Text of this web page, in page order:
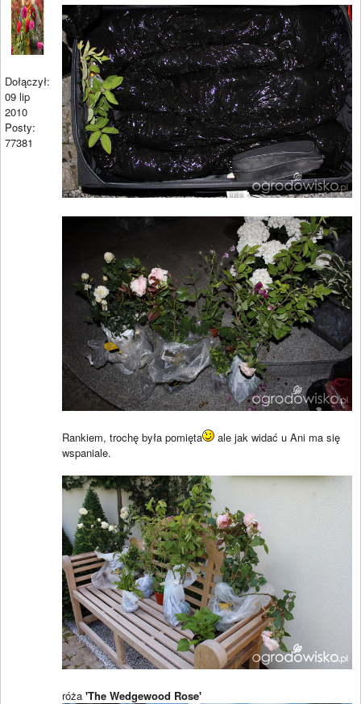
Dołączył:
09 lip
2010
Posty:
77381
Rankiem, trochę była pomięta
ale jak widać u Ani ma się
wspaniale.
róża 'The Wedgewood Rose'